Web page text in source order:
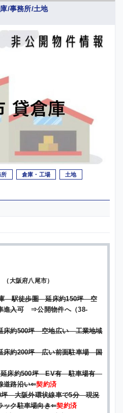
/事務所/土地
所 倉庫・工場 土地
大阪府八尾市）
駅徒歩圏 延床約150坪 空
入可⇒公開物件へ（38-
約500坪 空地広い 工業地域
約200坪 広い前面駐車場 国
床約500坪 EV有 駐車場有
路沿い⇐契約済
大阪外環状線車で5分 現況
ク駐車場向き⇐契約済